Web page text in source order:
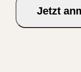
Jetzt